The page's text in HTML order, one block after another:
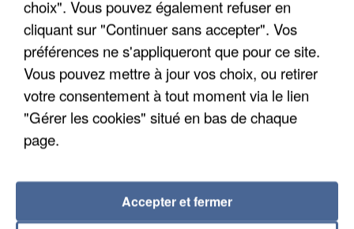
choix". Vous pouvez également refuser en
cliquant sur "Continuer sans accepter". Vos
préférences ne s'appliqueront que pour ce site.
Vous pouvez mettre à jour vos choix, ou retirer
votre consentement à tout moment via le lien
"Gérer les cookies" situé en bas de chaque
page.
Accepter et fermer